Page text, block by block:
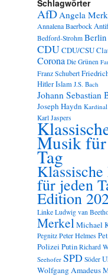
Schlagwörter
AfDAngela
Annalena Baerbock
Bedford-Strohm Berlin
CDUCDU/CSU
Corona Die Grünen
Franz Schubert
HitlerIslam J.S. Bach
Johann Sebastian
Joseph Haydn
Karl Jaspers
Musik
Tag
für jeden
Edition
Linke Ludwig van
MerkelMichael
Pegnitz Peter Helmes
PolizeiPutin Richard
Seehofer SPD Söder
Wolfgang Amadeus